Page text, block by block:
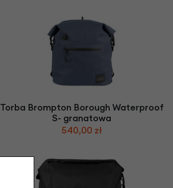
Torba Brompton Borough Waterproof
S- granatowa
540,00 zł